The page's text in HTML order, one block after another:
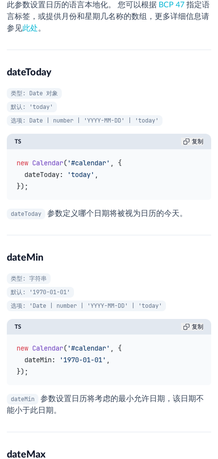
此参数设置日历的语言本地化。 您可以根据 BCP 47 指定语
言标签，或提供月份和星期几名称的数组，更多详细信息请
参见此处。
dateToday
类型: Date 对象
默认: 'today'
选项: Date | number | 'YYYY-MM-DD' | 'today'
TS 复制
new Calendar( '#calendar' , {
  dateToday
: 'today' ,
});
dateToday 参数定义哪个日期将被视为日历的今天。
dateMin
类型: 字符串
默认: '1970-01-01'
选项: 'Date | number | 'YYYY-MM-DD' | 'today'
TS 复制
new Calendar( '#calendar' , {
  dateMin
: '1970-01-01' ,
});
dateMin
参数设置日历将考虑的最小允许日期，该日期不
能小于此日期。
dateMax